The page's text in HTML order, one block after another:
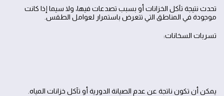
تحدث نتيجة تآكل الخزانات أو بسبب تصدعات فيها، ولا سيما إذا كانت
موجودة في المناطق التي تتعرض باستمرار لعوامل الطقس.
تسربات السخانات:
يمكن أن تكون ناتجة عن عدم الصيانة الدورية أو تآكل خزانات المياه.